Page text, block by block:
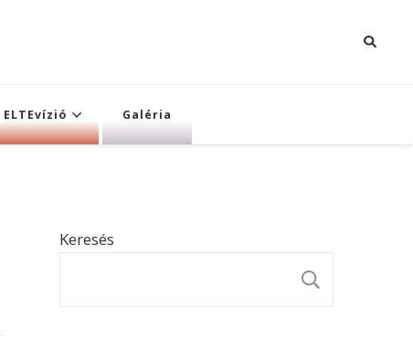
ELTEvízió Galéria
Keresés